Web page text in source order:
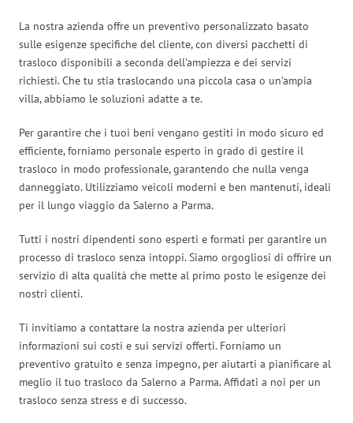
La nostra azienda offre un preventivo personalizzato basato
sulle esigenze specifiche del cliente, con diversi pacchetti di
trasloco disponibili a seconda dell’ampiezza e dei servizi
richiesti. Che tu stia traslocando una piccola casa o un’ampia
villa, abbiamo le soluzioni adatte a te.
Per garantire che i tuoi beni vengano gestiti in modo sicuro ed
efficiente, forniamo personale esperto in grado di gestire il
trasloco in modo professionale, garantendo che nulla venga
danneggiato. Utilizziamo veicoli moderni e ben mantenuti, ideali
per il lungo viaggio da Salerno a Parma.
Tutti i nostri dipendenti sono esperti e formati per garantire un
processo di trasloco senza intoppi. Siamo orgogliosi di offrire un
servizio di alta qualità che mette al primo posto le esigenze dei
nostri clienti.
Ti invitiamo a contattare la nostra azienda per ulteriori
informazioni sui costi e sui servizi offerti. Forniamo un
preventivo gratuito e senza impegno, per aiutarti a pianificare al
meglio il tuo trasloco da Salerno a Parma. Affidati a noi per un
trasloco senza stress e di successo.